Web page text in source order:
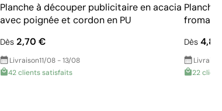
Planche à découper publicitaire en acacia
avec poignée et cordon en PU
Dès 2,70 €
Livraison11/08 - 13/08
42 clients satisfaits
Dès
22